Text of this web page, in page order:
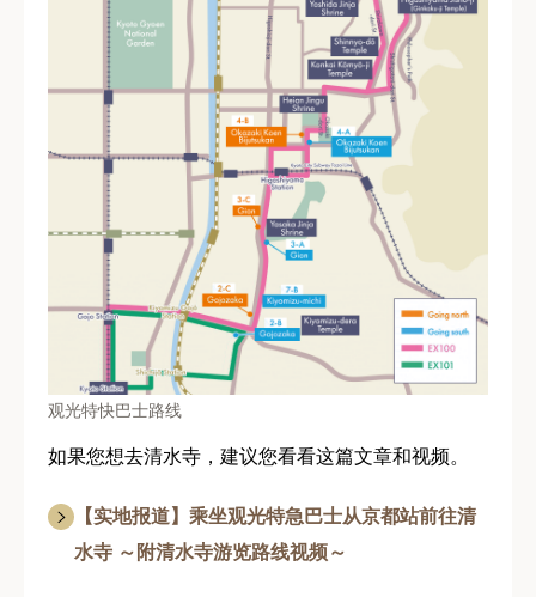
观光特快巴士路线
如果您想去清水寺，建议您看看这篇文章和视频。
【实地报道】乘坐观光特急巴士从京都站前往清
水寺 ～附清水寺游览路线视频～